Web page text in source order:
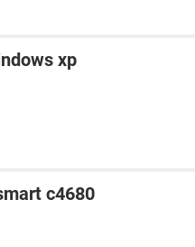
xp
c4680